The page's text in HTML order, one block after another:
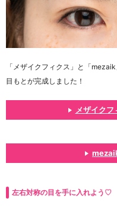
「メザイクフィクス」と「
目もとが完成しました！
メザイクフ
左右対称の目を手に入れよう♡